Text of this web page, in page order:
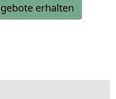
erhalten